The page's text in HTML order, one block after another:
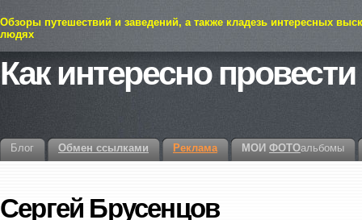
Обзоры путешествий и заведений, а также кладезь интересных
людях
Как интересно
Блог Обмен ссылками Реклама МОИ ФОТОальбомы
Сергей Брусенцов